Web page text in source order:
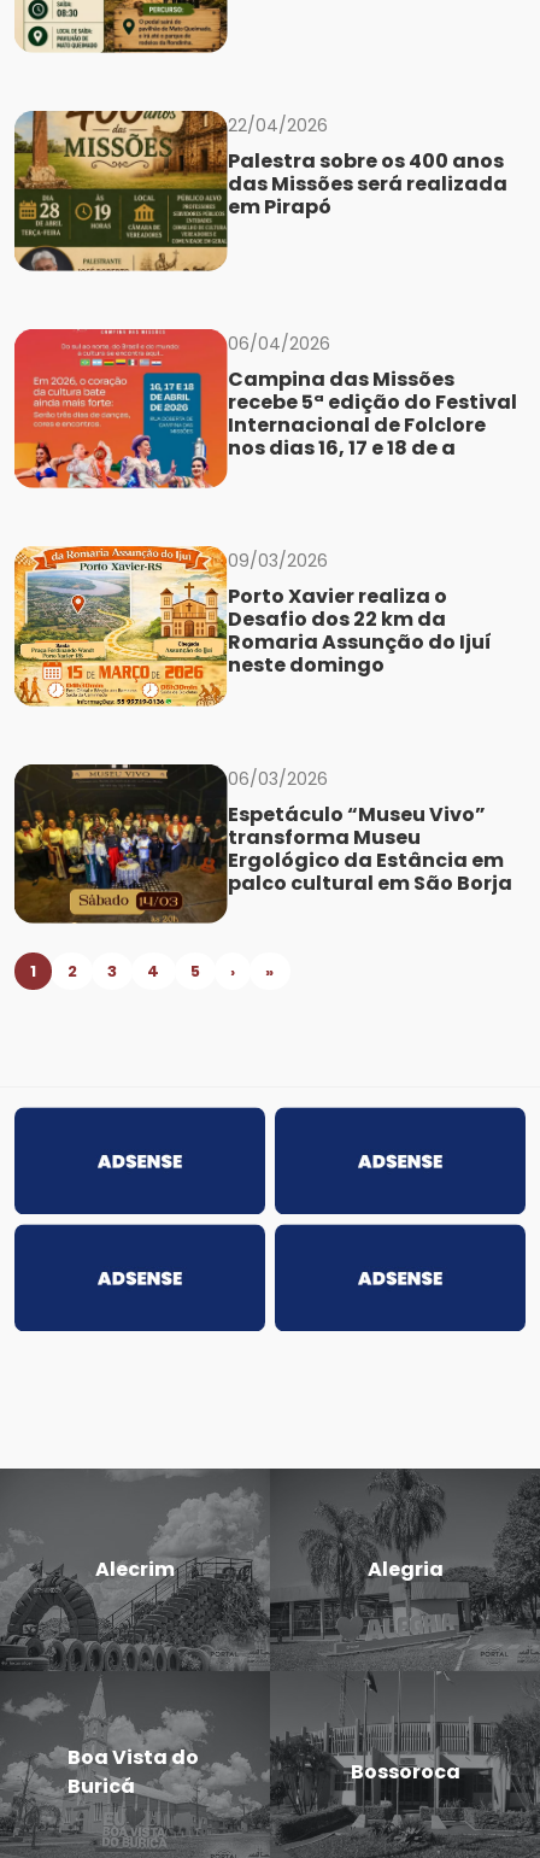
22/04/2026
Palestra sobre os 400 anos
das Missões será realizada
em Pirapó
06/04/2026
Campina das Missões
recebe 5ª edição do Festival
Internacional de Folclore
nos dias 16, 17 e 18 de a
09/03/2026
Porto Xavier realiza o
Desafio dos 22 km da
Romaria Assunção do Ijuí
neste domingo
06/03/2026
Espetáculo “Museu Vivo”
transforma Museu
Ergológico da Estância em
palco cultural em São Borja
1 2 3 4 5 › »
Alecrim Alegria
Boa Vista do
Buricá
Bossoroca